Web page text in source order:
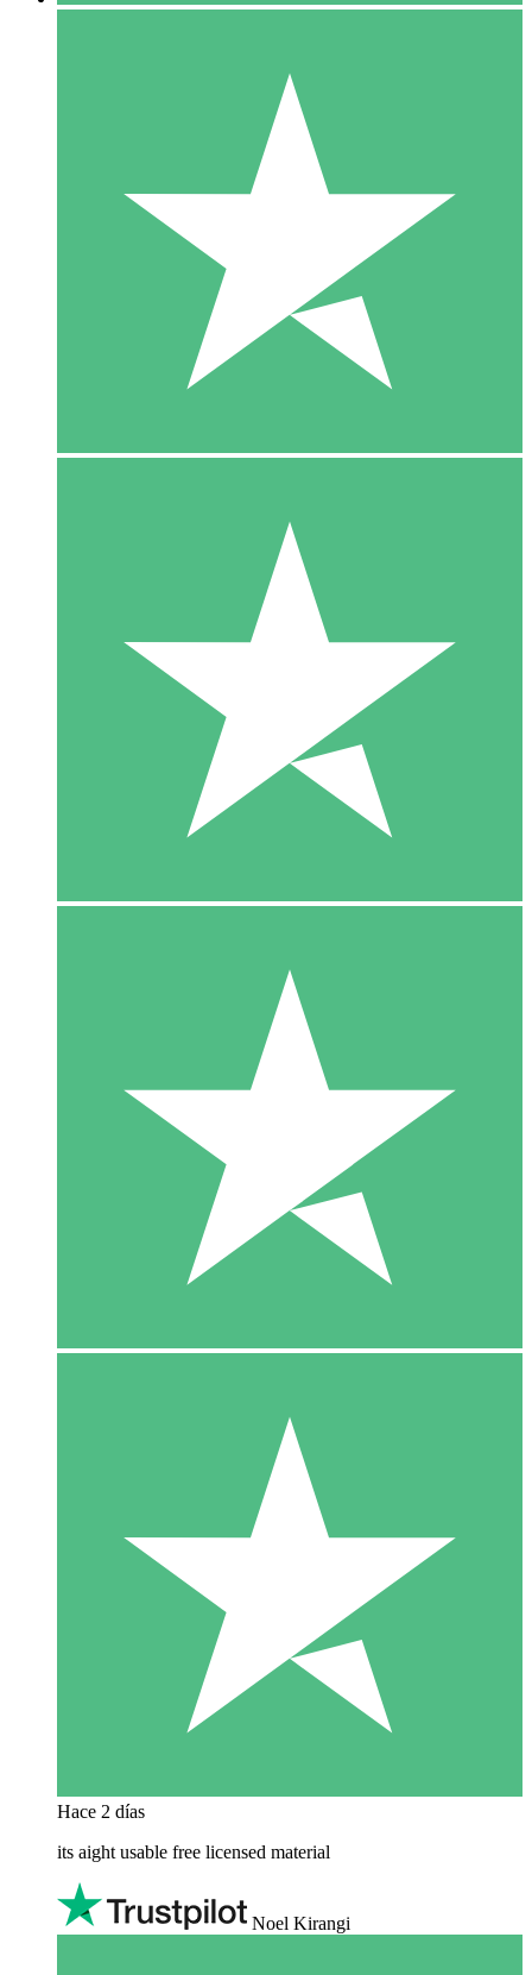
Hace 2 días
its aight usable free licensed material
Noel Kirangi